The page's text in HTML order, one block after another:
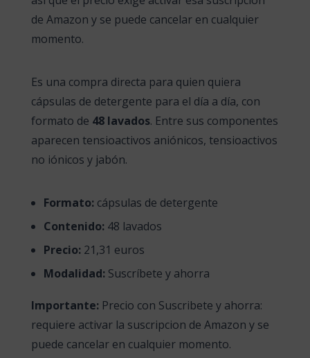
de Amazon y se puede cancelar en cualquier
momento.
Es una compra directa para quien quiera
cápsulas de detergente para el día a día, con
formato de 48 lavados. Entre sus componentes
aparecen tensioactivos aniónicos, tensioactivos
no iónicos y jabón.
Formato: cápsulas de detergente
Contenido: 48 lavados
Precio: 21,31 euros
Modalidad: Suscríbete y ahorra
Importante:Precio con Suscribete y ahorra:
requiere activar la suscripcion de Amazon y se
puede cancelar en cualquier momento.